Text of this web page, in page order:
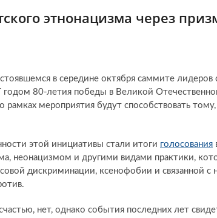
этнонацизма через
в середине октября саммите лидеров
80-летия победы в Великой
мероприятия будут способствовать
этой инициативы стали итоги голосования
неонацизмом и другими видами практики,
дискриминации, ксенофобии и связанной с
нет, однако события последних лет